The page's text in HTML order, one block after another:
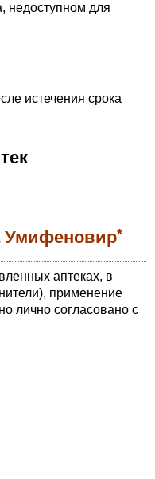
недоступном для
истечения срока
Умифеновир*
аптеках, в
применение
лично согласовано с